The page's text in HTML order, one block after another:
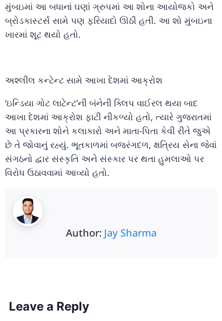
મુંબઇમાં આ બધાનાં ઘણાં ગ્રુપમાં આ શોના આયોજકો અને
બ્રોડકાસ્ટર્સ સામે પણ ફરિયાદો ઊઠી હતી. આ શો મુંબઇના
ખારમાં શૂટ થયો હતો.
અશ્લીલ કન્ટેન્ટ સામે આખા દેશમાં આક્રોશ
‘ઇન્ડિયા ગોટ લાટેન્ટ’ની બંનેની ક્લિપ વાઈરલ થયા બાદ
આખા દેશમાં આક્રોશ ફાટી નીકળ્યો હતો, ત્યારે ગુજરાતમાં
આ પ્રકારના શોને કલાકારો અને માતા-પિતા કેવી રીતે જુએ
છે તે જોવાનું રહ્યું. ભૂતકાળમાં બજરંગદળ, ક્ષત્રિય સેના જેવાં
સંગઠનો દ્વાર સંસ્કૃતિ અને સંસ્કાર પર થતા હુમલાઓ પર
વિરોધ ઉઠાવવામાં આવ્યો હતો.
Author: Jay Sharma
Leave a Reply